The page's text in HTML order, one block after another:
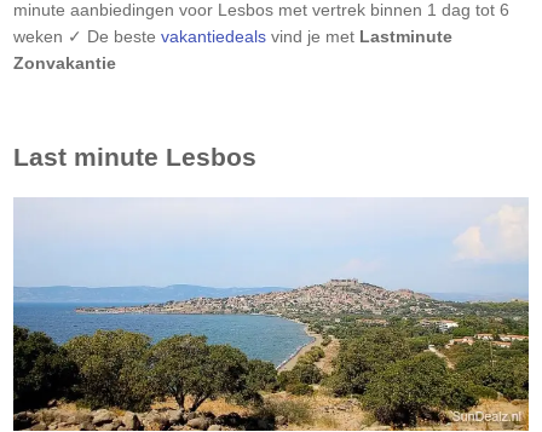
minute aanbiedingen voor Lesbos met vertrek binnen 1 dag tot 6
weken ✓ De beste vakantiedeals vind je met Lastminute
Zonvakantie
Last minute Lesbos